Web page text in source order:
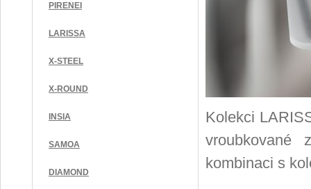
PIRENEI
LARISSA
X-STEEL
X-ROUND
INSIA
SAMOA
DIAMOND
Kolekci
vroubkované
kombinaci s